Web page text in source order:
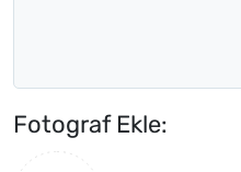
Fotograf Ekle: